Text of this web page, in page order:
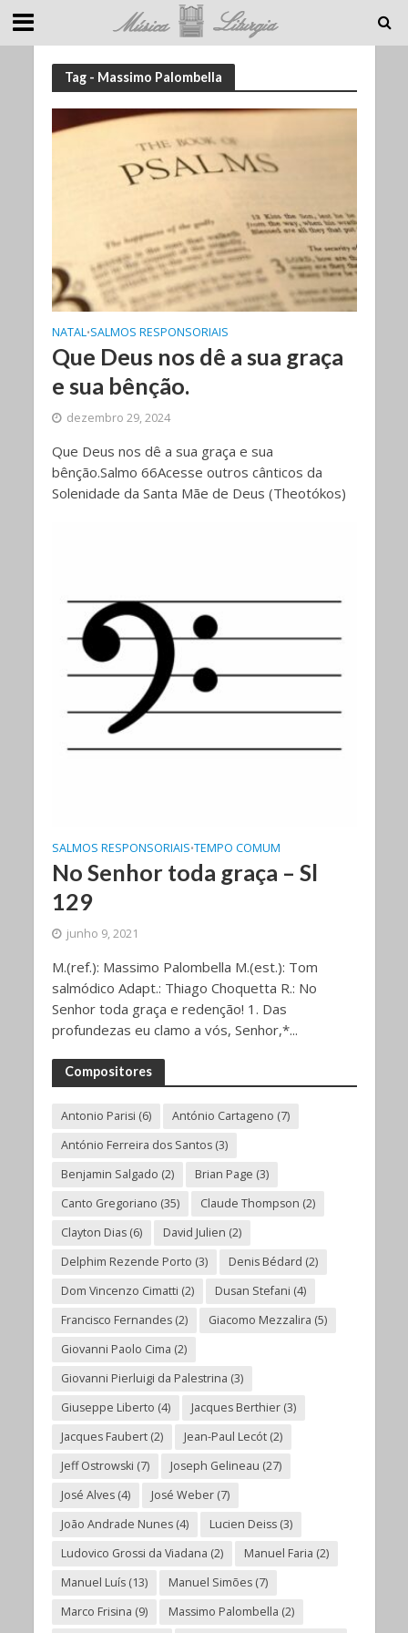
Tag - Massimo Palombella
NATAL•SALMOS RESPONSORIAIS
Que Deus nos dê a sua graça
e sua bênção.
dezembro 29, 2024
Que Deus nos dê a sua graça e sua
bênção.Salmo 66Acesse outros cânticos da
Solenidade da Santa Mãe de Deus (Theotókos)
SALMOS RESPONSORIAIS•TEMPO COMUM
No Senhor toda graça – Sl
129
junho 9, 2021
M.(ref.): Massimo Palombella M.(est.): Tom
salmódico Adapt.: Thiago Choquetta R.: No
Senhor toda graça e redenção! 1. Das
profundezas eu clamo a vós, Senhor,*...
Compositores
Antonio Parisi (6) António Cartageno (7)
António Ferreira dos Santos(3)
Benjamin Salgado (2) Brian Page (3)
Canto Gregoriano (35) Claude Thompson (2)
Clayton Dias(6) David Julien (2)
Delphim Rezende Porto (3) Denis Bédard (2)
Dom Vincenzo Cimatti (2) Dusan Stefani (4)
Francisco Fernandes(2) Giacomo Mezzalira (5)
Giovanni Paolo Cima (2)
Giovanni Pierluigi da Palestrina (3)
Giuseppe Liberto (4) Jacques Berthier(3)
Jacques Faubert(2) Jean-Paul Lecót(2)
Jeff Ostrowski (7) Joseph Gelineau (27)
José Alves(4) José Weber(7)
João Andrade Nunes(4) Lucien Deiss(3)
Ludovico Grossi da Viadana (2) Manuel Faria (2)
Manuel Luís(13) Manuel Simões(7)
Marco Frisina (9) Massimo Palombella (2)